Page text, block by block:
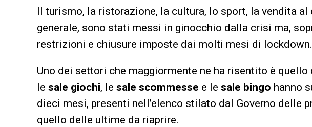
Il turismo, la ristorazione, la cultura, lo sport, la vendita
generale, sono stati messi in ginocchio dalla crisi ma,
restrizioni e chiusure imposte dai molti mesi di lockdown.
Uno dei settori che maggiormente ne ha risentito è quello
le sale giochi, le sale scommesse e le sale bingo hanno
dieci mesi, presenti nell’elenco stilato dal Governo delle
quello delle ultime da riaprire.